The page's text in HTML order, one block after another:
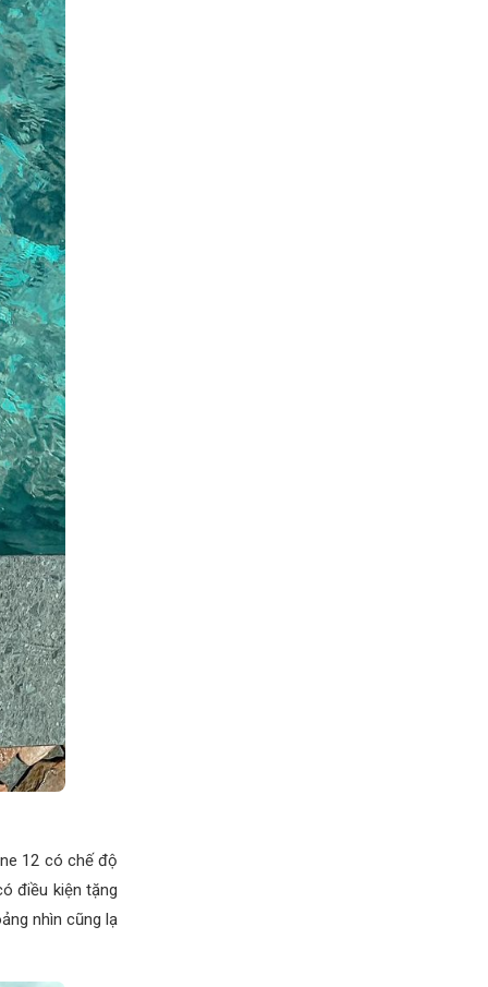
12 có chế độ
điều kiện tặng
nhìn cũng lạ